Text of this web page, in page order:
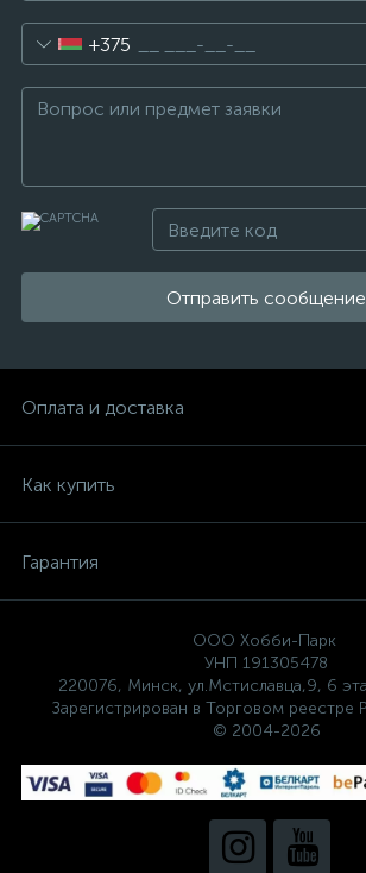
+375
Отправить сообщение
Оплата и доставка
Как купить
Гарантия
ООО Хобби-Парк
УНП 191305478
220076, Минск, ул.Мстиславца,9, 6
Зарегистрирован в Торговом реестре
© 2004-2026